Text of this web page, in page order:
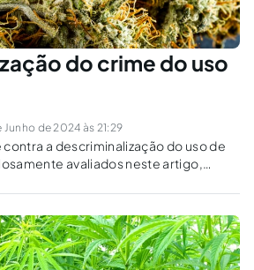
do crime do uso
de 2024 às 21:29
a descriminalização do uso de
avaliados neste artigo,
e a justiça criminal.